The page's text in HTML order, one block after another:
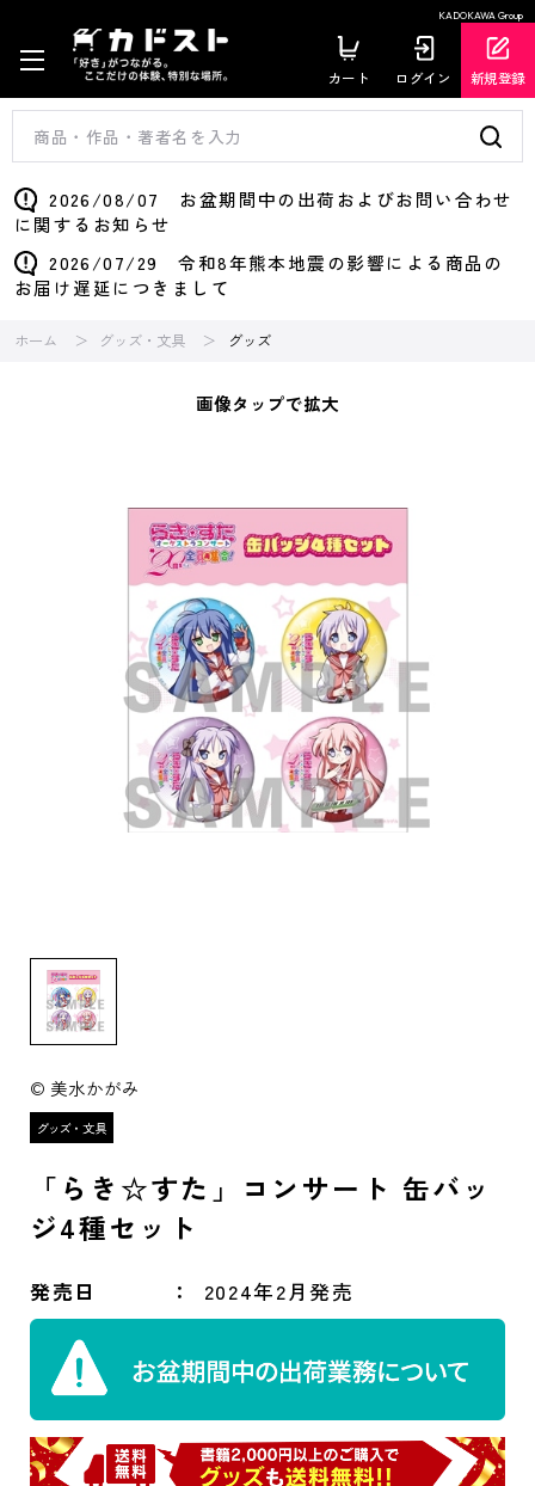
KADOKAWA Group
カート ログイン 新規登録
2026/08/07 お盆期間中の出荷およびお問い合わせ
に関するお知らせ
2026/07/29 令和8年熊本地震の影響による商品の
お届け遅延につきまして
ホーム グッズ・文具 グッズ
画像タップで拡大
© 美水かがみ
「らき☆すた」コンサート 缶バッ
ジ4種セット
発売日 2024年2月発売